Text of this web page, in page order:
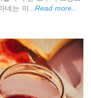
네는 이... Read more...